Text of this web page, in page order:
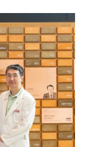
o
u
t
i
n